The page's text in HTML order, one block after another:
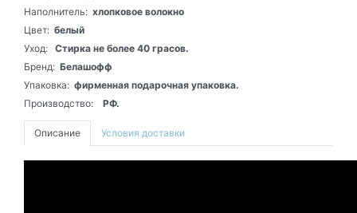
Наполнитель: хлопковое волокно
Цвет: белый
Уход: Стирка не более 40 грасов.
Бренд: Белашофф
Упаковка: фирменная подарочная упаковка.
Производство:
РФ.
Описание Условия доставки